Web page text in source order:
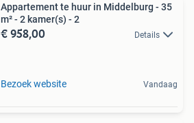
Appartement te huur in Middelburg - 35
m² - 2 kamer(s) - 2
€ 958,00 Details
Bezoek website Vandaag